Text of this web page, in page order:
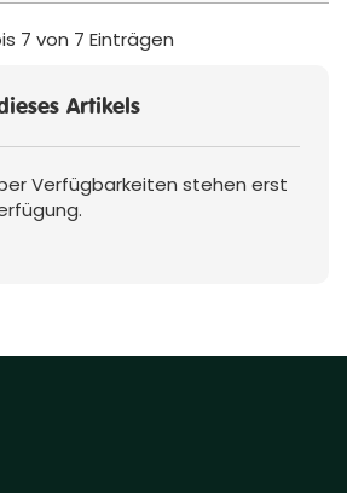
Artikels
Verfügbarkeiten stehen erst
7 von 7 Einträgen